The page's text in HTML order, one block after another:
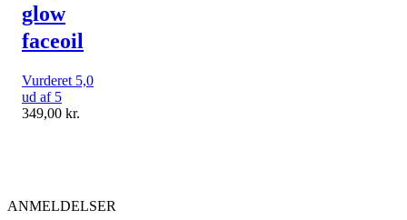
glow
faceoil
Vurderet 5,0
ud af 5
349,00 kr.
ANMELDELSER